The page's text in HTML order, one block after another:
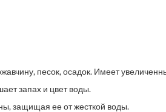
песок, осадок. Имеет
запах и цвет воды.
защищая ее от жесткой воды.